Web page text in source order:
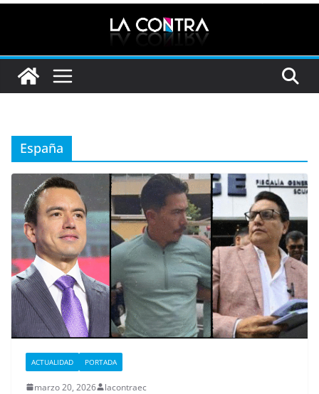
España
ACTUALIDAD PORTADA
marzo 20, 2026 lacontraec